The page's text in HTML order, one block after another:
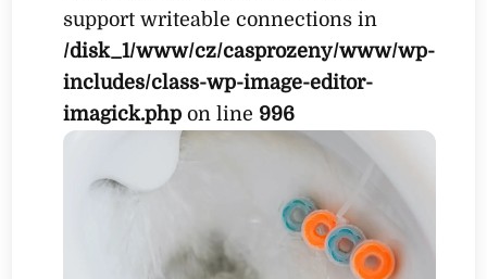
support writeable connections in
/disk_1/www/cz/casprozeny/www/wp-
includes/class-wp-image-editor-
imagick.php on line 996